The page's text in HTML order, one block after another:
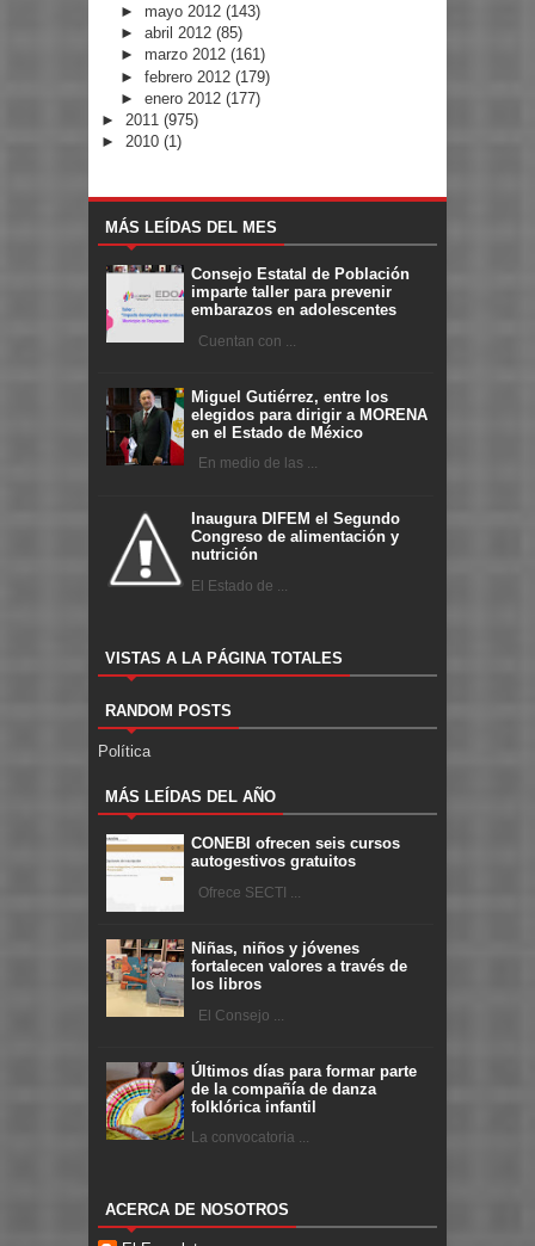
► mayo 2012 (143)
► abril 2012 (85)
► marzo 2012 (161)
► febrero 2012 (179)
► enero 2012 (177)
► 2011 (975)
► 2010 (1)
MÁS LEÍDAS DEL MES
Consejo Estatal de Población
imparte taller para prevenir
embarazos en adolescentes
Cuentan con ...
Miguel Gutiérrez, entre los
elegidos para dirigir a MORENA
en el Estado de México
En medio de las ...
Inaugura DIFEM el Segundo
Congreso de alimentación y
nutrición
El Estado de ...
VISTAS A LA PÁGINA TOTALES
RANDOM POSTS
Política
MÁS LEÍDAS DEL AÑO
CONEBI ofrecen seis cursos
autogestivos gratuitos
Ofrece SECTI ...
Niñas, niños y jóvenes
fortalecen valores a través de
los libros
El Consejo ...
Últimos días para formar parte
de la compañía de danza
folklórica infantil
La convocatoria ...
ACERCA DE NOSOTROS